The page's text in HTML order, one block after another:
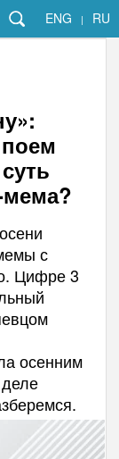
ENG | RU
мема?
с
Цифре 3
осенним